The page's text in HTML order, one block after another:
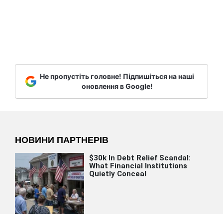
Не пропустіть головне! Підпишіться на наші
оновлення в Google!